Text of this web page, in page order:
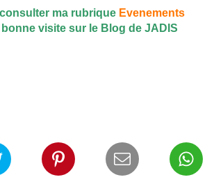
ma rubrique Evenements
visite sur le Blog de JADIS